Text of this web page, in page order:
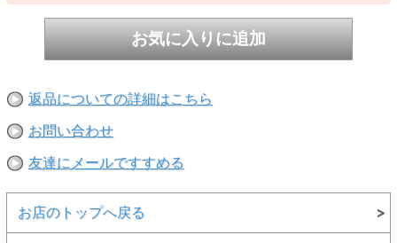
多少異なる場合があります。
※当店取扱い商品は一部店頭在庫と共有をしております。
ご注文時に「在庫あり」の表示でも、実際は売り違いにより欠品が発
す。完売や欠品の場合は大変ご迷惑をおかけしますが、予めご了承の
うえ注文いただきますようお願い申し上げます。
返品についての詳細はこちら
お問い合わせ
友達にメールですすめる
お店のトップへ戻る